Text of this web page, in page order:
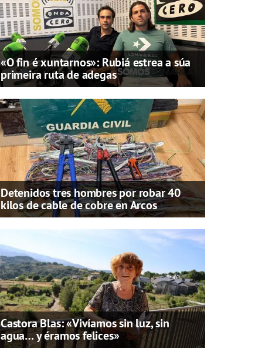
«O fin é xuntarnos»: Rubiá estrea a súa
primeira ruta de adegas
Detenidos tres hombres por robar 40
kilos de cable de cobre en Arcos
Castora Blas: «Vivíamos sin luz, sin
agua… y éramos felices»